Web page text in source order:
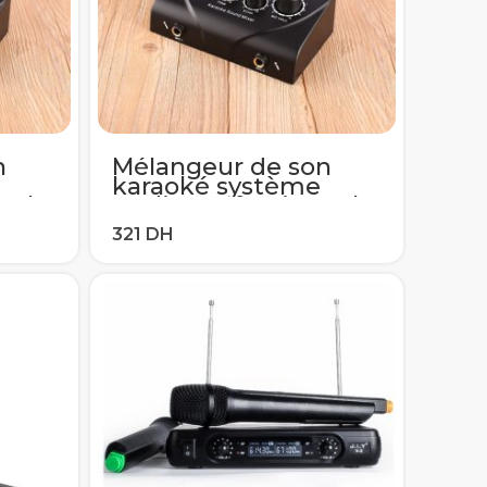
Mélangeur de son
karaoké système
Audio professionnel
Portable Mini Audio
numérique Machine
livraison directe